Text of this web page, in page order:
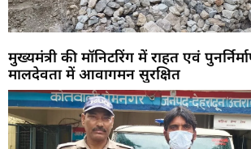
मुख्यमंत्री की मॉनिटरिंग में राहत एवं
मालदेवता में आवागमन सुरक्षित